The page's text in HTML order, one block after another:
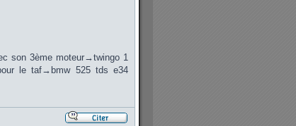
son 3ème moteur→twingo 1
le taf→bmw 525 tds e34